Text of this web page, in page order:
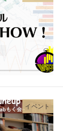
イベント